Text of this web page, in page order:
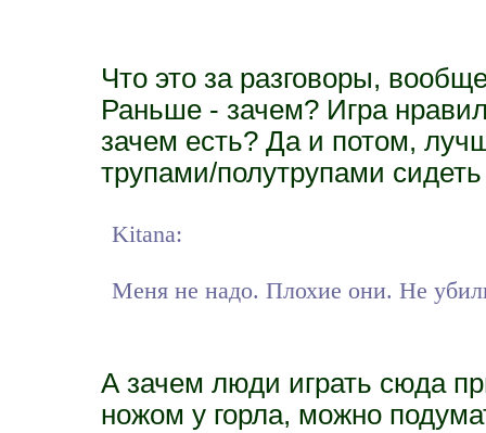
Что это за разговоры,
Раньше - зачем? Игра
зачем есть? Да и потом,
трупами/полутрупами
Kitana:
Меня не надо. Плохие они. Не
А зачем люди играть сюда
ножом у горла, можно